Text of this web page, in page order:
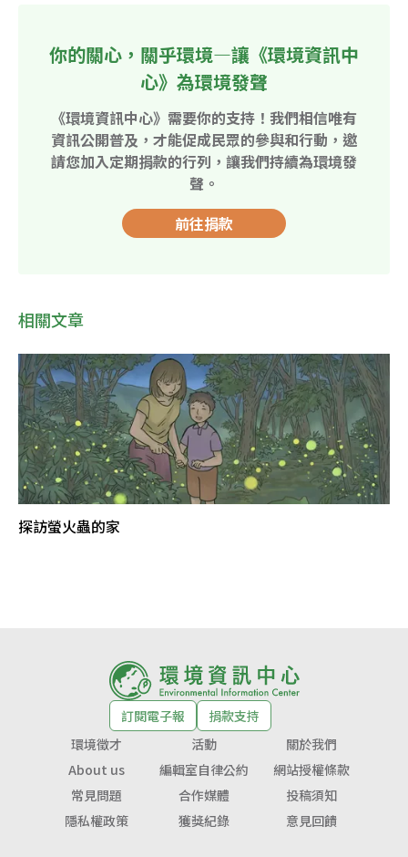
你的關心，關乎環境—讓《環境資訊中
心》為環境發聲
《環境資訊中心》需要你的支持！我們相信唯有
資訊公開普及，才能促成民眾的參與和行動，邀
請您加入定期捐款的行列，讓我們持續為環境發
聲。
前往捐款
相關文章
探訪螢火蟲的家
訂閱電子報
捐款支持
環境徵才
活動
關於我們
About us
編輯室自律公約
網站授權條款
常見問題
合作媒體
投稿須知
隱私權政策
獲獎紀錄 意見回饋